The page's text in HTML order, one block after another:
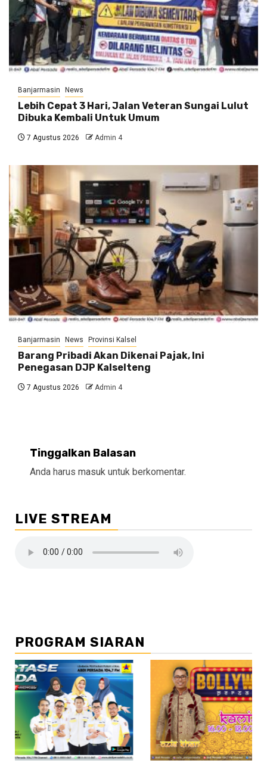
Banjarmasin News
Lebih Cepat 3 Hari, Jalan Veteran Sungai Lulut
Dibuka Kembali Untuk Umum
7 Agustus 2026 Admin 4
Banjarmasin News Provinsi Kalsel
Barang Pribadi Akan Dikenai Pajak, Ini
Penegasan DJP Kalselteng
7 Agustus 2026 Admin 4
Tinggalkan Balasan
Anda harus masuk untuk berkomentar.
LIVE STREAM
PROGRAM SIARAN
//2